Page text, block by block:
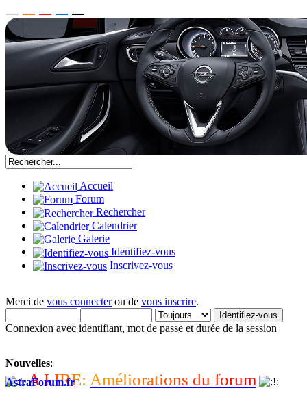
Accueil
Forum
Rechercher
Calendrier
Galerie
Identifiez-vous
Inscrivez-vous
Merci de vous connecterou de vous inscrire.
Connexion avec identifiant, mot de passe et durée de la session
Nouvelles:
A LIRE: Améliorations du forum
AstraForum.fr